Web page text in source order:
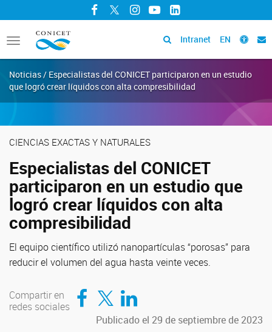
Facebook
TwitterInstagram
YouTubeLinkedIn
Toggle
navigation
Intranet EN
Noticias / Especialistas del CONICET participaron en un estudio
que logró crear líquidos con alta compresibilidad
CIENCIAS EXACTAS Y NATURALES
Especialistas del CONICET
participaron en un estudio que
logró crear líquidos con alta
compresibilidad
El equipo científico utilizó nanopartículas “porosas” para
reducir el volumen del agua hasta veinte veces.
Compartir en
redes sociales
Compartir en Facebook
Compartir en TwitterCompartir en LinkedIn
Publicado el 29 de septiembre de 2023